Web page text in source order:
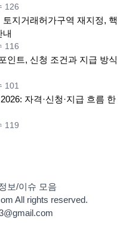
126
지거래허가구역 재지정, 핵
내
116
인트, 신청 조건과 지급 방식
101
자격·신청·지급 흐름 한
119
보/이슈 모음
All rights reserved.